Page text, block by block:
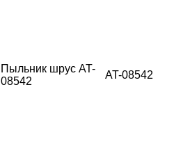
Пыльник шрус AT-
08542
AT-08542